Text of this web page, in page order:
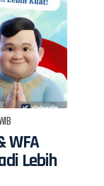
WFA
Lebih